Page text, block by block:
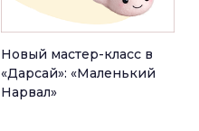
Новый мастер-класс в
«Дарсай»: «Маленький
Нарвал»